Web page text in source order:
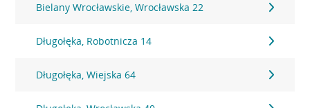
Bielany Wrocławskie, Wrocławska 22
Długołęka, Robotnicza 14
Długołęka, Wiejska 64